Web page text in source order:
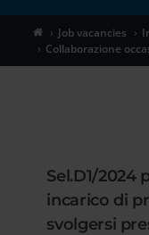
Job vacancies
Collaborazione
Sel.D1/2024
incarico di
svolgersi